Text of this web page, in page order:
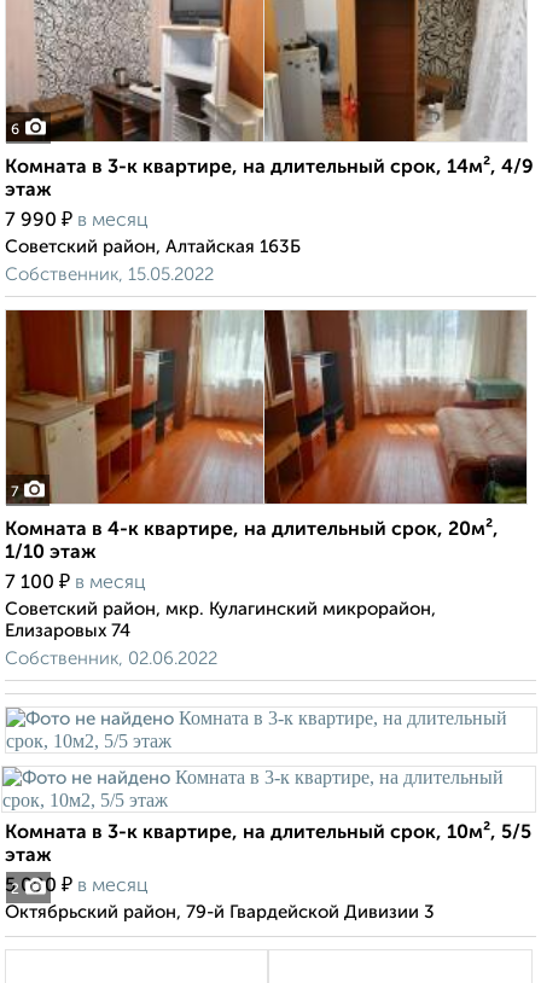
6
Комната в 3-к квартире, на длительный срок, 14м², 4/9
этаж
7 990 ₽ в месяц
Советский район, Алтайская 163Б
Собственник, 15.05.2022
7
Комната в 4-к квартире, на длительный срок, 20м²,
1/10 этаж
7 100 ₽ в месяц
Советский район, мкр. Кулагинский микрорайон,
Елизаровых 74
Собственник, 02.06.2022
2
Комната в 3-к квартире, на длительный срок, 10м², 5/5
этаж
5 000 ₽ в месяц
Октябрьский район, 79-й Гвардейской Дивизии 3